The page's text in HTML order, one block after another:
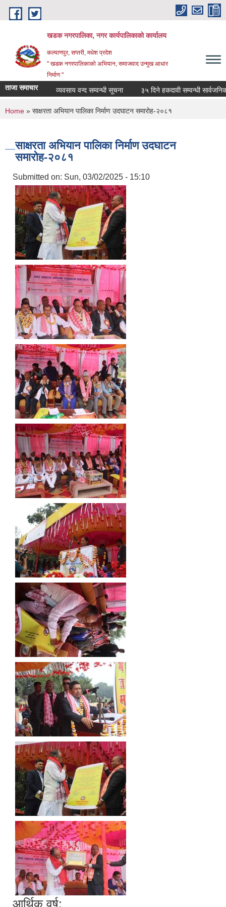
Skip to main content
खडक नगरपालिका, नगर कार्यपालिकाकाे कार्यालय
कल्याणपुर, सप्तरी, मधेश प्रदेश
" खडक नगरपालिकाको अभियान, समाजवाद उन्मुख आधार
निर्माण "
ताजा समाचार व्यवसाय वन्द सम्वन्धी सूचना ३५ दिने हकदावी सम्वन्धी सार्वजनिक
You are here
Home » साक्षरता अभियान पालिका निर्माण उदघाटन समारोह-२०८१
साक्षरता अभियान पालिका निर्माण उदघाटन
समारोह-२०८१
Submitted on: Sun, 03/02/2025 - 15:10
आर्थिक वर्ष: